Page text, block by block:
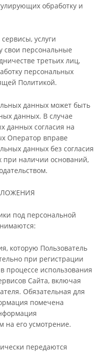
обработку и
услуги
свои персональные
третьих лиц,
персональных
Политикой.
данных может быть
данных. В случае
данных согласия на
Оператор вправе
данных без согласия
при наличии оснований,
под персональной
которую Пользователь
при регистрации
процессе использования
Сайта, включая
Обязательная для
помечена
на его усмотрение.
передаются